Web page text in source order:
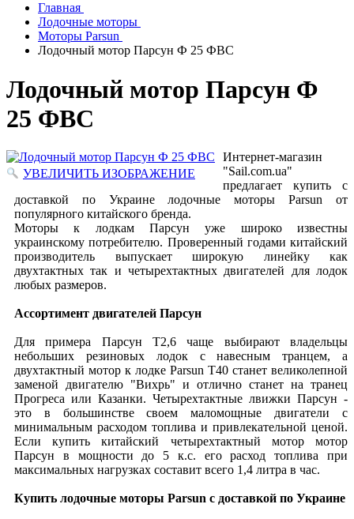
Главная
Лодочные моторы
Моторы Parsun
Лодочный мотор Парсун Ф 25 ФВС
Лодочный мотор Парсун Ф
25 ФВС
УВЕЛИЧИТЬ ИЗОБРАЖЕНИЕ
Интернет-магазин
"Sail.com.ua"
предлагает купить с
доставкой по Украине лодочные моторы Parsun от
популярного китайского бренда.
Моторы к лодкам Парсун уже широко известны
украинскому потребителю. Проверенный годами китайский
производитель выпускает широкую линейку как
двухтактных так и четырехтактных двигателей для лодок
любых размеров.
Ассортимент двигателей Парсун
Для примера Парсун Т2,6 чаще выбирают владельцы
небольших резиновых лодок с навесным транцем, а
двухтактный мотор к лодке Parsun T40 станет великолепной
заменой двигателю "Вихрь" и отлично станет на транец
Прогреса или Казанки. Четырехтактные лвижки Парсун -
это в большинстве своем маломощные двигатели с
минимальным расходом топлива и привлекательной ценой.
Если купить китайский четырехтактный мотор мотор
Парсун в мощности до 5 к.с. его расход топлива при
максимальных нагрузках составит всего 1,4 литра в час.
Купить лодочные моторы Parsun c доставкой по Украине